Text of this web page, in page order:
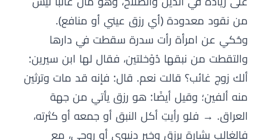
من نقود معدودة (أي رزق عيني أو منافع).
وحُكي عن امرأة رأت سدرة سقطت في دارها
والتقطت من نبقها دُوْخلتين، فقال لها ابن سيرين:
ألك زوج غائب؟ قالت نعم. قال: فإنه قد مات وترثين
منه ألفين؛ وقيل أيضًا: هو رزق يأتي من جهة
العراق. → فلو رأيتِ أكل النبق أو جمعه أو كثرته،
فالغالب بشارة برزق وخير دنيوي أو روحي، مع